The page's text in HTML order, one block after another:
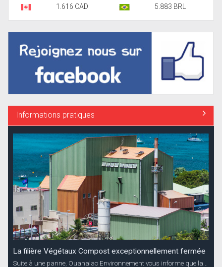
1.616 CAD 5.883 BRL
Informations pratiques
La filière Végétaux Compost exceptionnellement fermée
Suite à une panne, Ouanalao Environnement vous informe que la...